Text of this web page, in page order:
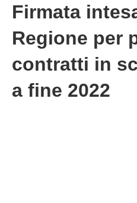
Firmata
Regione per
contratti in
a fine 2022